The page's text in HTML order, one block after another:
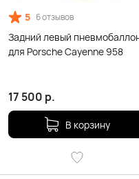
5 6 отзывов
Задний левый
для Porsche Cayenne 958
17 500 р.
В корзину